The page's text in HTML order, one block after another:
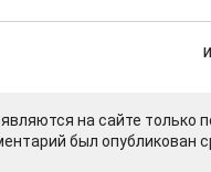
на сайте только
был опубликован